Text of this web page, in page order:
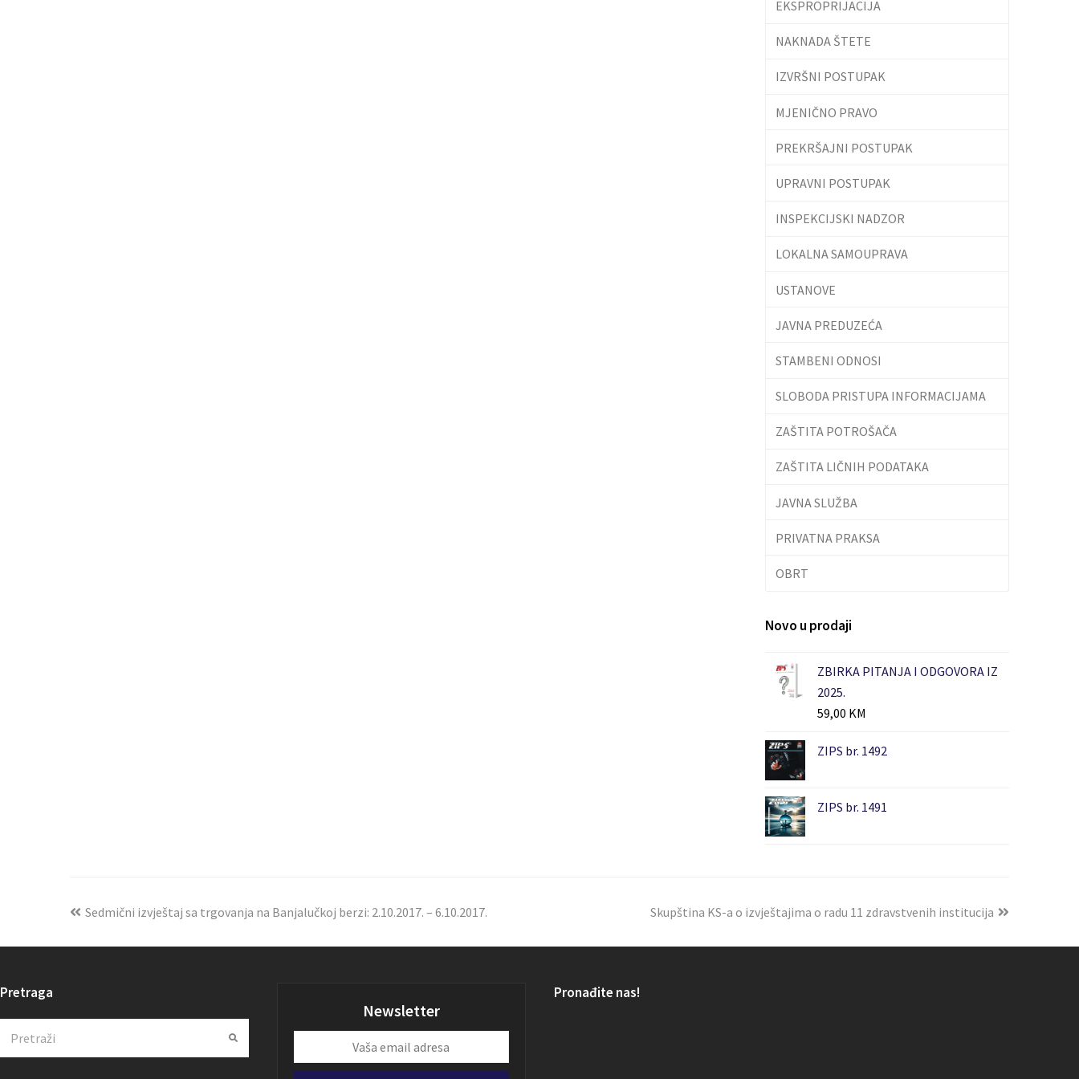
EKSPROPRIJACIJA
NAKNADA ŠTETE
IZVRŠNI POSTUPAK
MJENIČNO PRAVO
PREKRŠAJNI POSTUPAK
UPRAVNI POSTUPAK
INSPEKCIJSKI NADZOR
LOKALNA SAMOUPRAVA
USTANOVE
JAVNA PREDUZEĆA
STAMBENI ODNOSI
SLOBODA PRISTUPA INFORMACIJAMA
ZAŠTITA POTROŠAČA
ZAŠTITA LIČNIH PODATAKA
JAVNA SLUŽBA
PRIVATNA PRAKSA
OBRT
Novo u prodaji
ZBIRKA PITANJA I ODGOVORA IZ
2025.
59,00 KM
ZIPS br. 1492
ZIPS br. 1491
Sedmični izvještaj sa trgovanja na Banjalučkoj berzi: 2.10.2017. – 6.10.2017. Skupština KS-a o izvještajima o radu 11 zdravstvenih institucija
Pretraga
Submit
Newsletter
email
Pronađite nas!